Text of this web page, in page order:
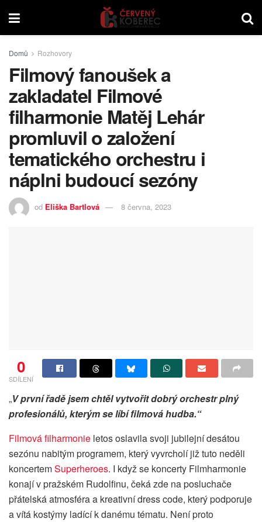
Domů Rozhovory
Filmový fanoušek a
zakladatel Filmové
filharmonie Matěj Lehár
promluvil o založení
tematického orchestru i
náplni budoucí sezóny
od Eliška Bartlová 8 června, 2023
0
SDÍLENÍ
„V první řadě jsem chtěl vytvořit dobrý orchestr plný
profesionálů, kterým se líbí filmová hudba.“
Filmová filharmonie letos oslavila svoji jubilejní desátou
sezónu nabitým programem, který vyvrcholí již tuto neděli
koncertemSuperheroes. I když se koncerty Filmharmonie
konají v pražském Rudolfinu, čeká zde na posluchače
přátelská atmosféra a kreativní dress code, který podporuje
a vítá kostýmy ladící k danému tématu. Není proto